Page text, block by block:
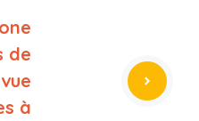
de
vue
à